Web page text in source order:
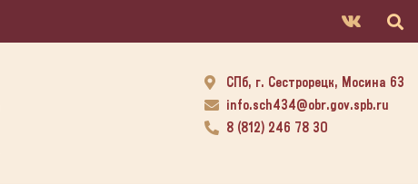
СПб, г. Сестрорецк, Мосина 63
info.sch434@obr.gov.spb.ru
8 (812) 246 78 30